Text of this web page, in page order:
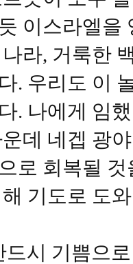
이스라엘을
라, 거룩한
. 우리도 이
. 나에게 임
데 네겝 광
로 회복될
기도로 도
드시 기쁨으